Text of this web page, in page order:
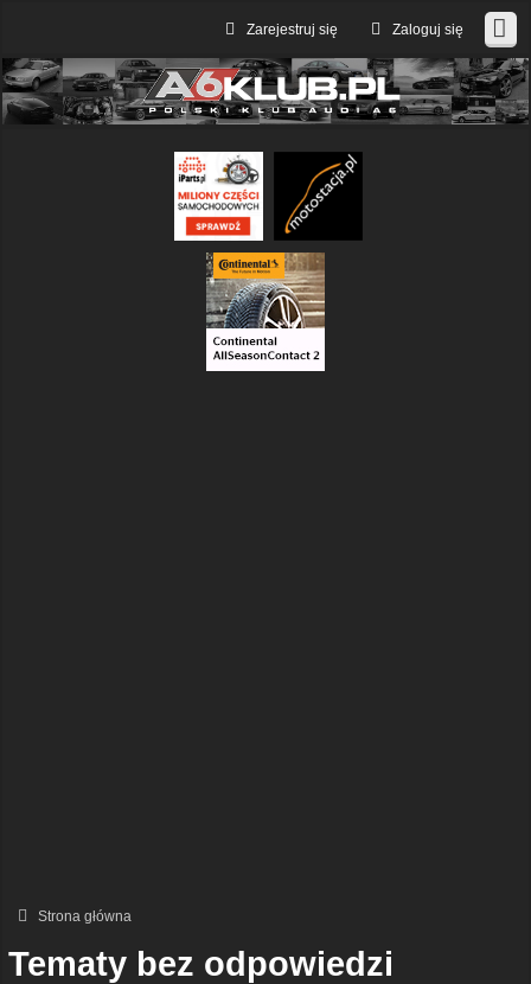
Zaloguj się
Zarejestruj się
Strona główna
Tematy bez odpowiedzi